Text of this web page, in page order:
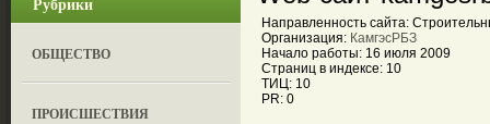
ОБЩЕСТВО
ПРОИСШЕСТВИЯ
Направленность сайта:
Организация: КамгэсРБЗ
Начало работы: 16 июля 2009
Страниц в индексе: 10
ТИЦ: 10
PR: 0